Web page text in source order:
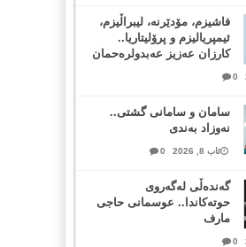
فاشیزم، مۆدێرنە، لیبراڵیزم،
ئیمپریالیزم و پرۆلیتاریا..
کارزان عەزیز عەبدولرەحمان
0
سامان و سامانی گشتی..
نەوزاد بەندی
ئاب 8, 2026 0
گەندەڵی لەگەروی
حوتەکاندا.. عوسمانی حاجی
مارف
0